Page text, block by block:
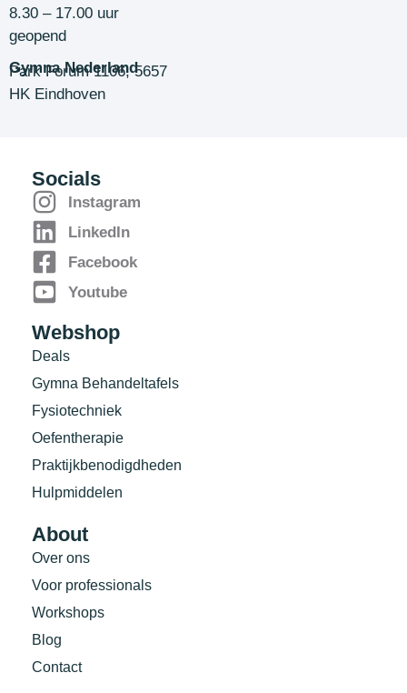
8.30 – 17.00 uur
geopend
Gymna Nederland
Park Forum 1106, 5657
HK Eindhoven
Socials
Instagram
LinkedIn
Facebook
Youtube
Webshop
Deals
Gymna Behandeltafels
Fysiotechniek
Oefentherapie
Praktijkbenodigdheden
Hulpmiddelen
About
Over ons
Voor professionals
Workshops
Blog
Contact